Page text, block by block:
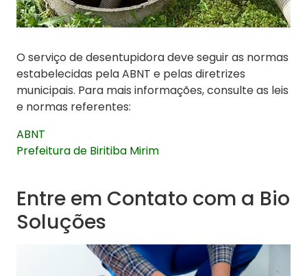
O serviço de desentupidora deve seguir as normas
estabelecidas pela ABNT e pelas diretrizes
municipais. Para mais informações, consulte as leis
e normas referentes:
ABNT
Prefeitura de Biritiba Mirim
Entre em Contato com a Bio
Soluções